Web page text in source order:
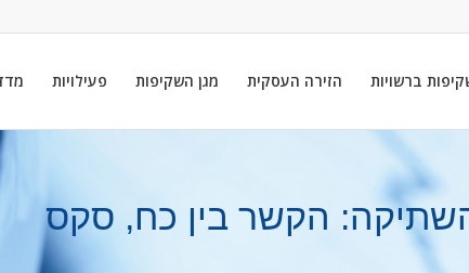
ברשויות הזירה העסקית מגן השקיפות פעילויות
הקשר בין כח, סקס